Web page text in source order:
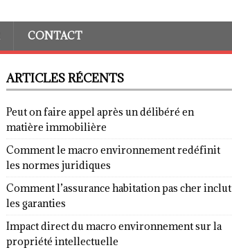
CONTACT
ARTICLES RÉCENTS
Peut on faire appel après un délibéré en
matière immobilière
Comment le macro environnement redéfinit
les normes juridiques
Comment l’assurance habitation pas cher inclut
les garanties
Impact direct du macro environnement sur la
propriété intellectuelle